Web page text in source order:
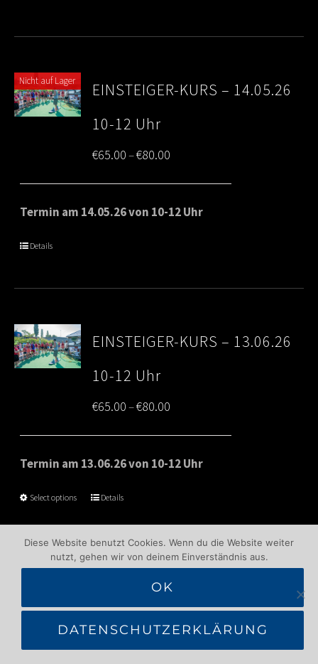
Nicht auf Lager
EINSTEIGER-KURS – 14.05.26
10-12 Uhr
€65.00–€80.00
range:
€65.00
Termin am 14.05.26 von 10-12 Uhr
Details
EINSTEIGER-KURS – 13.06.26
10-12 Uhr
€65.00–€80.00
range:
€65.00
Termin am 13.06.26 von 10-12 Uhr
Select options Details
Diese Website benutzt Cookies. Wenn du die Website weiter
nutzt, gehen wir von deinem Einverständnis aus.
OK
DATENSCHUTZERKLÄRUNG